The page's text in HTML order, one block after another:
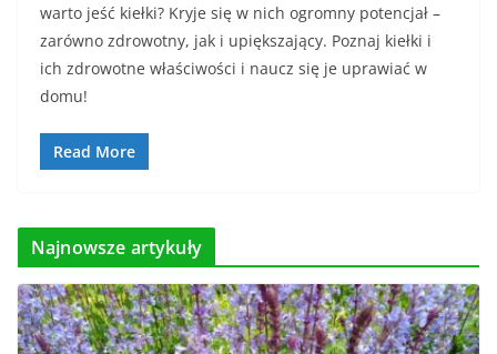
warto jeść kiełki? Kryje się w nich ogromny potencjał –
zarówno zdrowotny, jak i upiększający. Poznaj kiełki i
ich zdrowotne właściwości i naucz się je uprawiać w
domu!
Read More
Najnowsze artykuły